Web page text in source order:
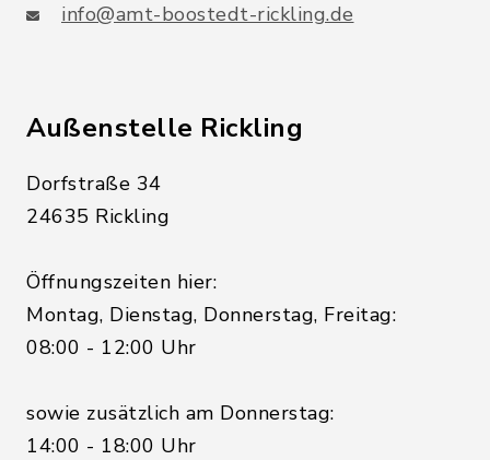
info@amt-boostedt-rickling.de
Außenstelle Rickling
Dorfstraße 34
24635 Rickling
Öffnungszeiten hier:
Montag, Dienstag, Donnerstag, Freitag:
08:00 - 12:00 Uhr
sowie zusätzlich am Donnerstag:
14:00 - 18:00 Uhr